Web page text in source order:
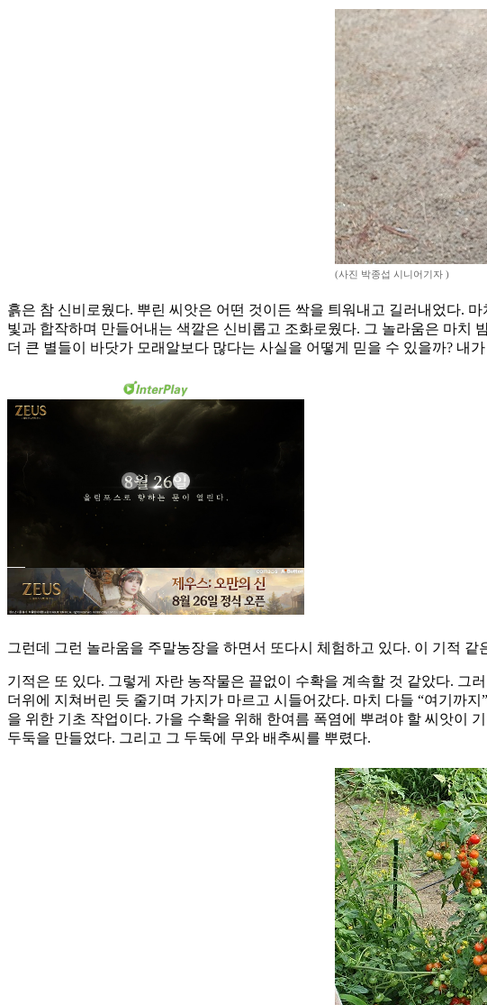
(사진 박종섭 시니어기자 )
흙은 참 신비로웠다. 뿌린 씨앗은 어떤 것이든 싹을 틔워내고 길러내었다.
빛과 합작하며 만들어내는 색깔은 신비롭고 조화로웠다. 그 놀라움은 마치
더 큰 별들이 바닷가 모래알보다 많다는 사실을 어떻게 믿을 수 있을까? 내
그런데 그런 놀라움을 주말농장을 하면서 또다시 체험하고 있다. 이 기적
기적은 또 있다. 그렇게 자란 농작물은 끝없이 수확을 계속할 것 같았다. 그
더위에 지쳐버린 듯 줄기며 가지가 마르고 시들어갔다. 마치 다들 “여기까
을 위한 기초 작업이다. 가을 수확을 위해 한여름 폭염에 뿌려야 할 씨앗이
두둑을 만들었다. 그리고 그 두둑에 무와 배추씨를 뿌렸다.